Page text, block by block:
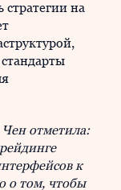
стратегии на
отметила:
к
о том, чтобы